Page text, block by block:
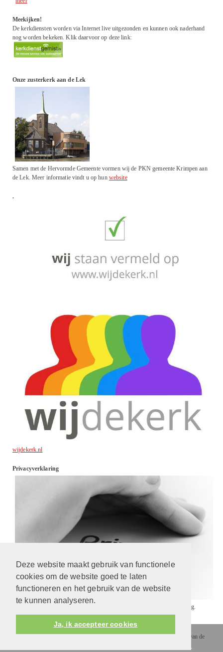
Deze website maakt gebruik van functionele
cookies om de website goed te laten
functioneren en het gebruik van de website
te kunnen analyseren.
Ja, ik accepteer cookies
Meekijken!
De kerkdiensten worden via Internet live uitgezonden en kunnen ook naderhand
nog worden bekeken. Klik daarvoor op deze link:
Onze zusterkerk aan de Lek
Samen met de Hervormde Gemeente vormen wij de PKN gemeente Krimpen aan
de Lek. Meer informatie vindt u op hun website
.
wijdekerk.nl
Privacyverklaring
Wij gaan respectvol met uw gegevens om. Lees onze privacyverklaring.
Protestantsekerk.net is een samenwerking tussen de dienstenorganisatie van de